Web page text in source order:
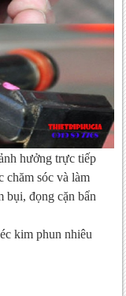
hưởng trực tiếp
chăm sóc và làm
bụi, đọng cặn bẩn
kim phun nhiêu